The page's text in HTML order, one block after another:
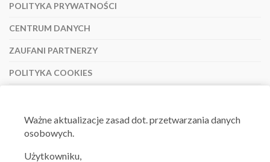
POLITYKA PRYWATNOŚCI
CENTRUM DANYCH
ZAUFANI PARTNERZY
POLITYKA COOKIES
OGÓLNE WARUNKI REALIZACJI
KONTAKT
Ważne aktualizacje zasad dot. przetwarzania danych
osobowych.
Użytkowniku,